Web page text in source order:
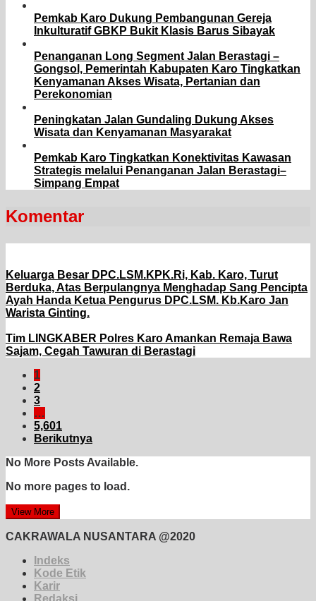
Pemkab Karo Dukung Pembangunan Gereja
Inkulturatif GBKP Bukit Klasis Barus Sibayak
Penanganan Long Segment Jalan Berastagi –
Gongsol, Pemerintah Kabupaten Karo Tingkatkan
Kenyamanan Akses Wisata, Pertanian dan
Perekonomian
Peningkatan Jalan Gundaling Dukung Akses
Wisata dan Kenyamanan Masyarakat
Pemkab Karo Tingkatkan Konektivitas Kawasan
Strategis melalui Penanganan Jalan Berastagi–
Simpang Empat
Komentar
Keluarga Besar DPC.LSM.KPK.Ri, Kab. Karo, Turut
Berduka, Atas Berpulangnya Menghadap Sang Pencipta
Ayah Handa Ketua Pengurus DPC.LSM. Kb.Karo Jan
Warista Ginting.
Tim LINGKABER Polres Karo Amankan Remaja Bawa
Sajam, Cegah Tawuran di Berastagi
1
2
3
…
5,601
Berikutnya
No More Posts Available.
No more pages to load.
View More
CAKRAWALA NUSANTARA @2020
Indeks
Kode Etik
Karir